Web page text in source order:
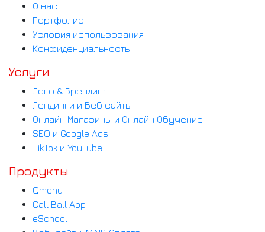
О нас
Портфолио
Условия использования
Конфиденциальность
Услуги
Лого & Брендинг
Лендинги и Веб сайты
Онлайн Магазины и Онлайн Обучение
SEO и Google Ads
TikTok и YouTube
Продукты
Qmenu
Call Ball App
eSchool